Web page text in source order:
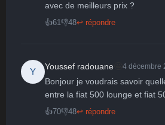
avec de meilleurs prix ?
👍61👎48↩ répondre
Y
Youssef radouane 4 décembre
Bonjour je voudrais savoir
entre la fiat 500 lounge et fiat
👍70👎48↩ répondre